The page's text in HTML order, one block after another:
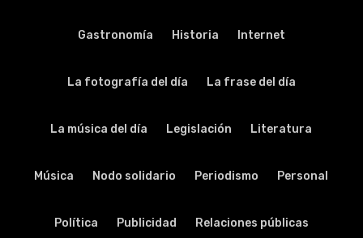
Gastronomía Historia Internet
La fotografía del día La frase del día
La música del día Legislación Literatura
Música Nodo solidario Periodismo Personal
Política Publicidad Relaciones públicas